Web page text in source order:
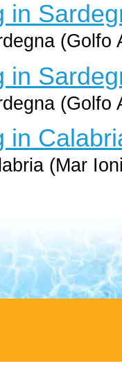
in
(Golfo
in
(Golfo
in
(Mar